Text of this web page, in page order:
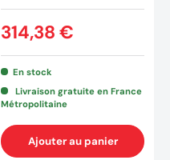
314,38 €
En stock
Livraison gratuite en France
Métropolitaine
Ajouter au panier